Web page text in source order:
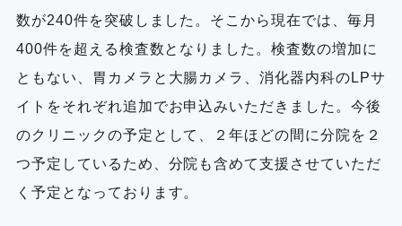
数が240件を突破しました。そこから現在では、毎月
400件を超える検査数となりました。検査数の増加に
ともない、胃カメラと大腸カメラ、消化器内科のLPサ
イトをそれぞれ追加でお申込みいただきました。今後
のクリニックの予定として、２年ほどの間に分院を２
つ予定しているため、分院も含めて支援させていただ
く予定となっております。